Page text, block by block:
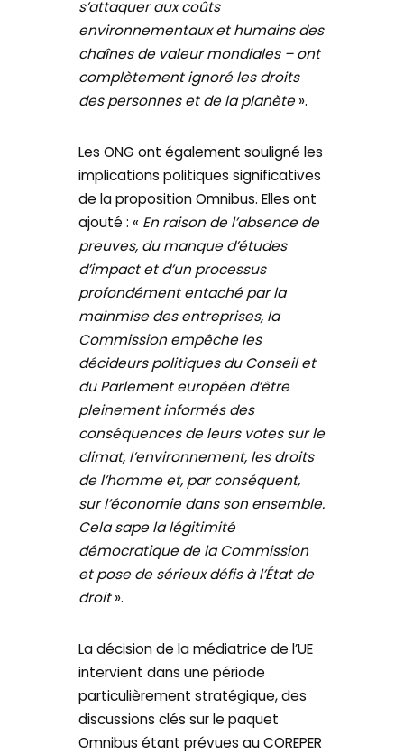
s’attaquer aux coûts
environnementaux et humains des
chaînes de valeur mondiales – ont
complètement ignoré les droits
des personnes et de la planète».
Les ONG ont également souligné les
implications politiques significatives
de la proposition Omnibus. Elles ont
ajouté : « En raison de l’absence de
preuves, du manque d’études
d’impact et d’un processus
profondément entaché par la
mainmise des entreprises, la
Commission empêche les
décideurs politiques du Conseil et
du Parlement européen d’être
pleinement informés des
conséquences de leurs votes sur le
climat, l’environnement, les droits
de l’homme et, par conséquent,
sur l’économie dans son ensemble.
Cela sape la légitimité
démocratique de la Commission
et pose de sérieux défis à l’État de
droit».
La décision de la médiatrice de l’UE
intervient dans une période
particulièrement stratégique, des
discussions clés sur le paquet
Omnibus étant prévues au COREPER